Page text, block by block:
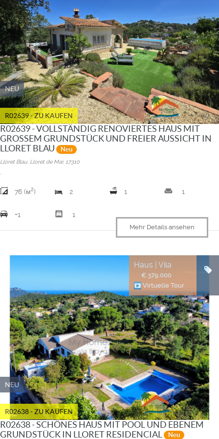
NEU
R02639 - ZU KAUFEN
R02639 - VOLLSTÄNDIG RENOVIERTES HAUS MIT
GROSSEM GRUNDSTÜCK UND FREIER AUSSICHT IN
LLORET BLAU
Neu
Lloret Blau, Lloret de Mar, 17310
76 (м2) 2 1 weekend 1
+1 garage 1
Mehr Details ansehen
NEU
R02638 - ZU KAUFEN
Haus | Vila
€ 379.000
Virtuelle Tour
R02638 - SCHÖNES HAUS MIT POOL UND EBENEM
GRUNDSTÜCK IN LLORET RESIDENCIAL
Neu